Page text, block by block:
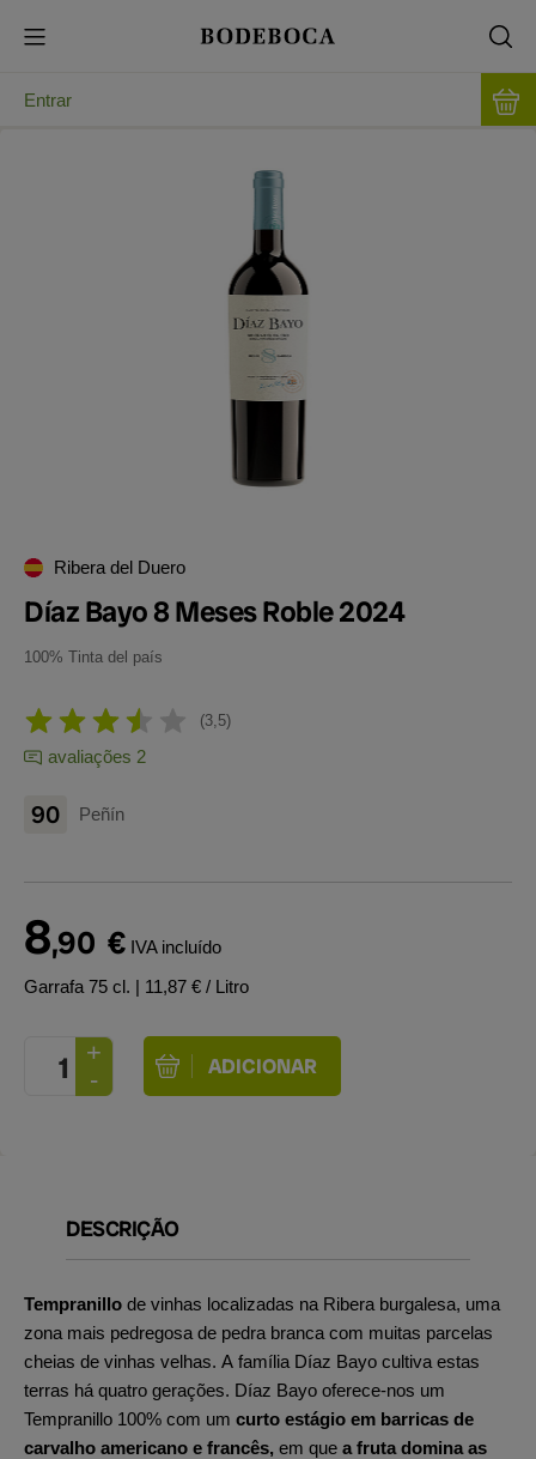
Entrar
Ribera del Duero
Díaz Bayo 8 Meses Roble 2024
100% Tinta del país
3,5
avaliações 2
90 Peñín
8,90 € IVA incluído
Garrafa 75 cl. | 11,87 € / Litro
DESCRIÇÃO
Tempranillo de vinhas localizadas na Ribera burgalesa, uma
zona mais pedregosa de pedra branca com muitas parcelas
cheias de vinhas velhas. A família Díaz Bayo cultiva estas
terras há quatro gerações. Díaz Bayo oferece-nos um
Tempranillo 100% com um curto estágio em barricas de
carvalho americano e francês, em que a fruta domina as